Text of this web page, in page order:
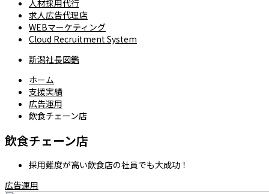
人材採用代行
求人広告代理店
WEBマーケティング
Cloud Recruitment System
新潟社長図鑑
ホーム
支援実績
広告運用
飲食チェーン店
飲食チェーン店
採用難度が高い飲食店の社員でも大成功！
広告運用